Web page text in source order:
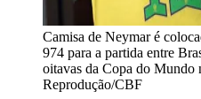
Camisa de Neymar é
974 para a partida entre
oitavas da Copa do Mundo
Reprodução/CBF